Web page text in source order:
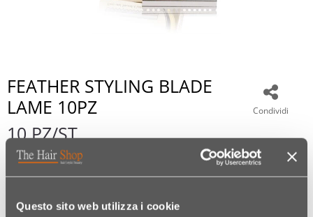
Questo sito web utilizza i cookie
Condividi
FEATHER STYLING BLADE
LAME 10PZ
10 PZ/ST